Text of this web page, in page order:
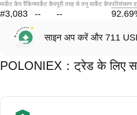
मार्केट कैप रैंकिंग
#3,083
मार्केट कैप
--
पूरी तरह से तनु मार्केट कैप
--
परिसंचरण
92.69
साइन अप करें और 711
POLONIEX：ट्रेड के लिए